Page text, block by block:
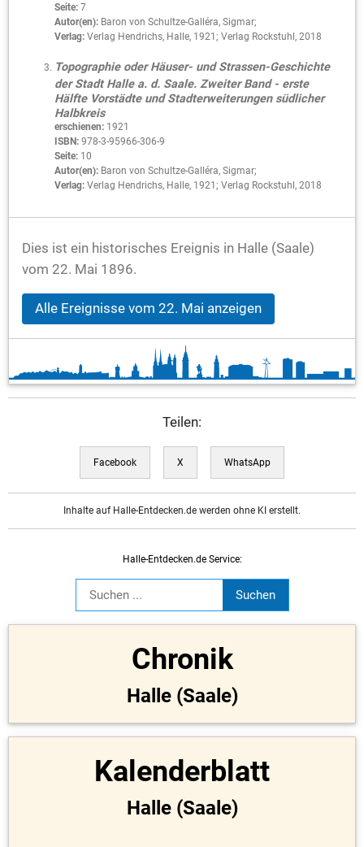
Seite: 7
Autor(en): Baron von Schultze-Galléra, Sigmar;
Verlag: Verlag Hendrichs, Halle, 1921; Verlag Rockstuhl, 2018
Topographie oder Häuser- und Strassen-Geschichte
der Stadt Halle a. d. Saale. Zweiter Band - erste
Hälfte Vorstädte und Stadterweiterungen südlicher
Halbkreis
erschienen: 1921
ISBN: 978-3-95966-306-9
Seite: 10
Autor(en): Baron von Schultze-Galléra, Sigmar;
Verlag: Verlag Hendrichs, Halle, 1921; Verlag Rockstuhl, 2018
Dies ist ein historisches Ereignis in Halle (Saale)
vom 22. Mai 1896.
Alle Ereignisse vom 22. Mai anzeigen
Teilen:
Facebook X WhatsApp
Inhalte auf Halle-Entdecken.de werden ohne KI erstellt.
Halle-Entdecken.de Service:
Chronik
Halle (Saale)
Kalenderblatt
Halle (Saale)